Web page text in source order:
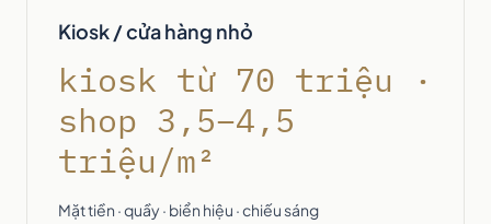
Kiosk / cửa hàng nhỏ
kiosk từ 70 triệu ·
shop 3,5–4,5
triệu/m²
Mặt tiền · quầy · biển hiệu · chiếu sáng